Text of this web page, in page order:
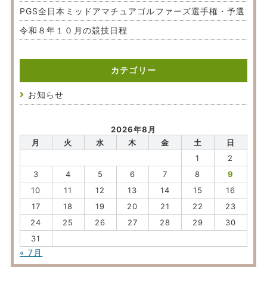
PGS全日本ミッドアマチュアゴルファーズ選手権・予選
令和８年１０月の競技日程
カテゴリー
お知らせ
2026年8月
月
火 水 木 金 土
日
1
2
3
4 5 6 7 8
9
10
11 12 13 14 15
16
17
18 19 20 21 22
23
24
25 26 27 28 29
30
31
« 7月